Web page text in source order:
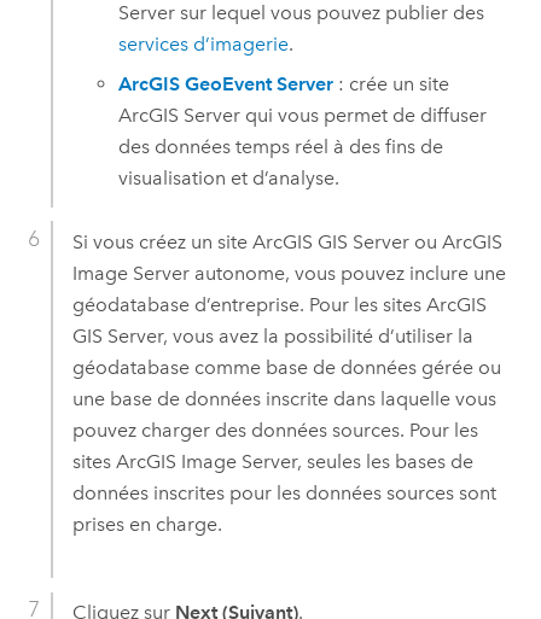
Server sur lequel vous pouvez publier des
services d’imagerie.
ArcGIS GeoEvent Server : crée un site
ArcGIS Server qui vous permet de diffuser
des données temps réel à des fins de
visualisation et d’analyse.
Si vous créez un site ArcGIS GIS Serverou ArcGIS
Image Serverautonome, vous pouvez inclure une
géodatabase d’entreprise. Pour les sites ArcGIS
GIS Server, vous avez la possibilité d’utiliser la
géodatabase comme base de données gérée ou
une base de données inscrite dans laquelle vous
pouvez charger des données sources. Pour les
sites ArcGIS Image Server, seules les bases de
données inscrites pour les données sources sont
prises en charge.
Cliquez sur Next (Suivant).